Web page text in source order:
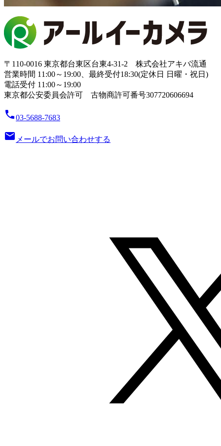
〒110-0016 東京都台東区台東4-31-2 株式会社アキバ流通
営業時間 11:00～19:00、最終受付18:30(定休日 日曜・祝日)
電話受付 11:00～19:00
東京都公安委員会許可 古物商許可番号307720606694
local_phone03-5688-7683
email メールでお問い合わせする